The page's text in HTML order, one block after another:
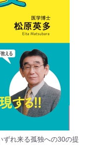
ずれ来る孤独への30の提